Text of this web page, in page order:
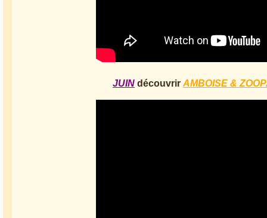
JUIN découvrirAMBOISE &